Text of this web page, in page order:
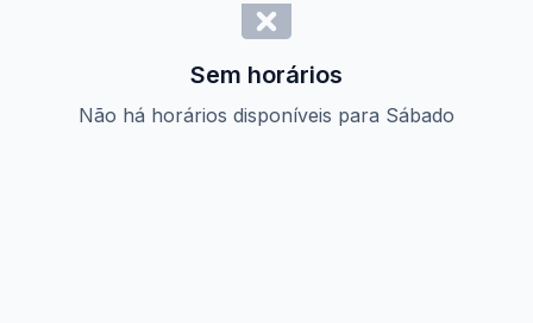
Sem horários
Não há horários disponíveis para Sábado